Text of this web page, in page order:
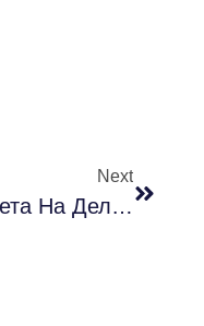
Next
Посета На Делегација Од Центарот За Арапски Јазик